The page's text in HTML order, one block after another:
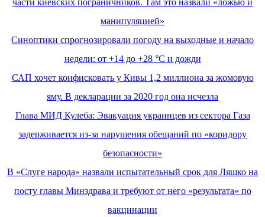
части киевских пограничников. Там это назвали «ложью и
манипуляцией»
Синоптики спрогнозировали погоду на выходные и начало
недели: от +14 до +28 °С и дожди
САП хочет конфисковать у Кивы 1,2 миллиона за жомовую
яму. В декларации за 2020 год она исчезла
Глава МИД Кулеба: Эвакуация украинцев из сектора Газа
задерживается из-за нарушения обещаний по «коридору
безопасности»
В «Слуге народа» назвали испытательный срок для Ляшко на
посту главы Минздрава и требуют от него «результата» по
вакцинации